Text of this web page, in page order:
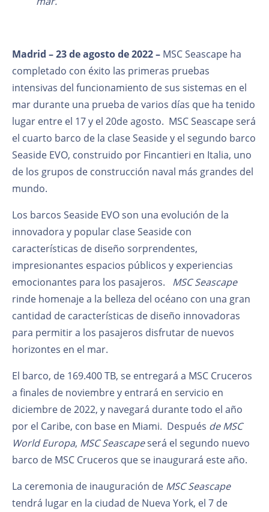
Madrid – 23 de agosto de 2022 – MSC Seascape ha
completado con éxito las primeras pruebas
intensivas del funcionamiento de sus sistemas en el
mar durante una prueba de varios días que ha tenido
lugar entre el 17 y el 20de agosto. MSC Seascape será
el cuarto barco de la clase Seaside y el segundo barco
Seaside EVO, construido por Fincantieri en Italia, uno
de los grupos de construcción naval más grandes del
mundo.
Los barcos Seaside EVO son una evolución de la
innovadora y popular clase Seaside con
características de diseño sorprendentes,
impresionantes espacios públicos y experiencias
emocionantes para los pasajeros. MSC Seascape
rinde homenaje a la belleza del océano con una gran
cantidad de características de diseño innovadoras
para permitir a los pasajeros disfrutar de nuevos
horizontes en el mar.
El barco, de 169.400 TB, se entregará a MSC Cruceros
a finales de noviembre y entrará en servicio en
diciembre de 2022, y navegará durante todo el año
por el Caribe, con base en Miami. Después de MSC
World Europa, MSC Seascapeserá el segundo nuevo
barco de MSC Cruceros que se inaugurará este año.
La ceremonia de inauguración de MSC Seascape
tendrá lugar en la ciudad de Nueva York, el 7 de